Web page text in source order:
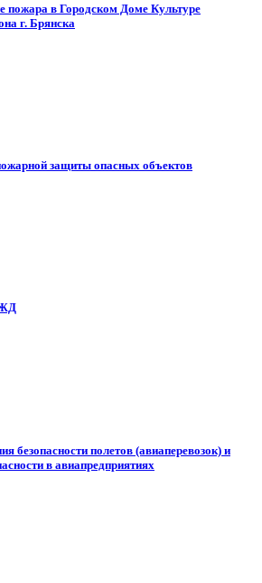
пожара в Городском Доме Культуре
г. Брянска
защиты опасных объектов
безопасности полетов (авиаперевозок) и
в авиапредприятиях